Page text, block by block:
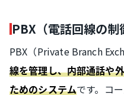
PBX（電話回線の制
PBX（Private Branch
線を管理し、内部通話や
ためのシステムです。コ